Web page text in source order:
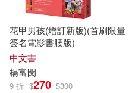
花甲男孩(增訂新版)(首刷限量
簽名電影書腰版)
中文書
楊富閔
9 折 $270 $300